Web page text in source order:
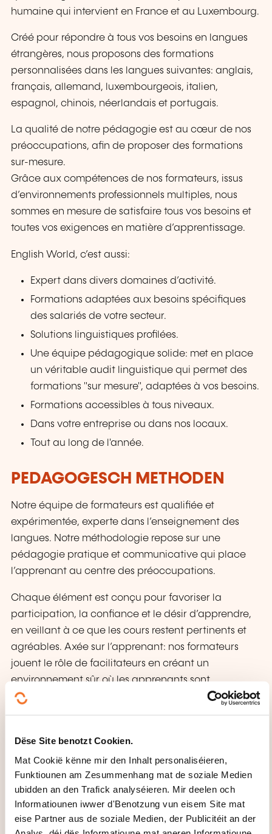
Dëse Site benotzt Cookien.
Mat Cookië kënne mir den Inhalt personaliséieren,
Funktiounen am Zesummenhang mat de soziale Medien
ubidden an den Trafick analyséieren. Mir deelen och
Informatiounen iwwer d'Benotzung vun eisem Site mat
eise Partner aus de soziale Medien, der Publicitéit an der
humaine qui intervient en France et au Luxembourg.
Créé pour répondre à tous vos besoins en langues
étrangères, nous proposons des formations
personnalisées dans les langues suivantes: anglais,
français, allemand, luxembourgeois, italien,
espagnol, chinois, néerlandais et portugais.
La qualité de notre pédagogie est au cœur de nos
préoccupations, afin de proposer des formations
sur-mesure.
Grâce aux compétences de nos formateurs, issus
d’environnements professionnels multiples, nous
sommes en mesure de satisfaire tous vos besoins et
toutes vos exigences en matière d’apprentissage.
English World, c’est aussi:
Expert dans divers domaines d’activité.
Formations adaptées aux besoins spécifiques
des salariés de votre secteur.
Solutions linguistiques profilées.
Une équipe pédagogique solide: met en place
un véritable audit linguistique qui permet des
formations "sur mesure", adaptées à vos besoins.
Formations accessibles à tous niveaux.
Dans votre entreprise ou dans nos locaux.
Tout au long de l'année.
PEDAGOGESCH METHODEN
Notre équipe de formateurs est qualifiée et
expérimentée, experte dans l’enseignement des
langues. Notre méthodologie repose sur une
pédagogie pratique et communicative qui place
l’apprenant au centre des préoccupations.
Chaque élément est conçu pour favoriser la
participation, la confiance et le désir d’apprendre,
en veillant à ce que les cours restent pertinents et
agréables. Axée sur l’apprenant: nos formateurs
jouent le rôle de facilitateurs en créant un
environnement sûr où les apprenants sont
encouragés à participer activement, ce qui leur
permet de gagner en confiance.
La nouvelle langue est abordée du point de vue de
l’apprenant et présentée dans des scénarios
pratiques et contextualisés; l’apprenant s’engage
dans des tâches du monde réel.
Coproduction: après le placement initial, nous
travaillons avec nos clients pour créer un